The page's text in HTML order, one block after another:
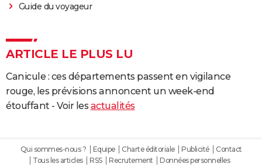
Guide du voyageur
ARTICLE LE PLUS LU
Canicule : ces départements passent en vigilance
rouge, les prévisions annoncent un week-end
étouffant - Voir les actualités
Qui sommes-nous ? Equipe Charte éditoriale Publicité
Contact
Tous les articles
RSS Recrutement
Données personnelles